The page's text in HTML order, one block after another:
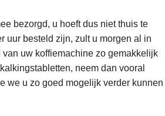
bezorgd, u hoeft dus niet thuis te
uur besteld zijn, zult u morgen al in
uw koffiemachine zo gemakkelijk
neem dan vooral
we u zo goed mogelijk verder kunnen